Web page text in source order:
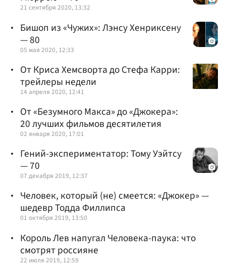
21 сентября 2020, 13:32
Бишоп из «Чужих»: Лэнсу Хенриксену
— 80
05 мая 2020, 12:33
От Криса Хемсворта до Стефа Карри:
трейлеры недели
14 апреля 2020, 12:41
От «Безумного Макса» до «Джокера»:
20 лучших фильмов десятилетия
02 января 2020, 17:01
Гений-экспериментатор: Тому Уэйтсу
— 70
07 декабря 2019, 12:37
Человек, который (не) смеется: «Джокер» —
шедевр Тодда Филлипса
01 октября 2019, 13:50
Король Лев напугал Человека-паука: что
смотрят россияне
22 июля 2019, 12:59